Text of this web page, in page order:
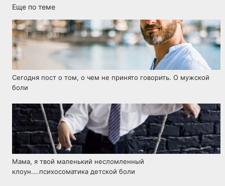
Еще по теме
Сегодня пост о том, о чем не принято говорить. О мужской
боли
Мама, я твой маленький несломленный
клоун....психосоматика детской боли